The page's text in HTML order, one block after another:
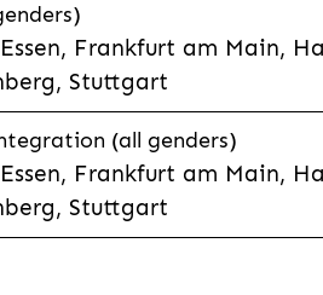
Frankfurt am Main,
Stuttgart
(all genders)
Frankfurt am Main,
Stuttgart